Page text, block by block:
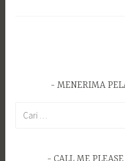
Kotagede Yogyakarta